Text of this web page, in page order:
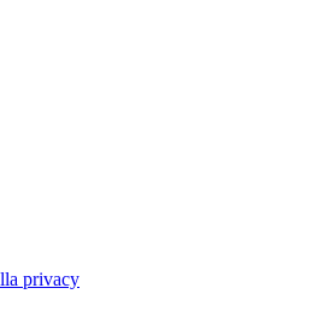
privacy